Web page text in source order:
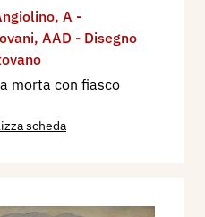
, A -
, AAD - Disegno
morta con fiasco
scheda